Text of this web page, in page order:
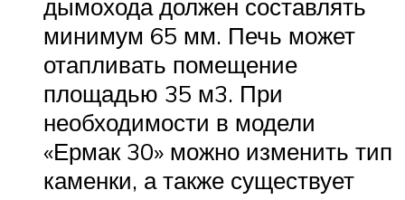
дымохода должен составлять
минимум 65 мм. Печь может
отапливать помещение
площадью 35 м3. При
необходимости в модели
«Ермак 30» можно изменить тип
каменки, а также существует